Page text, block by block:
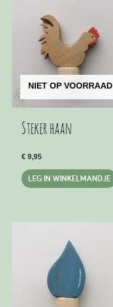
NIET OP VOORRAAD
Steker haan
€ 9,95
LEG IN WINKELMANDJE